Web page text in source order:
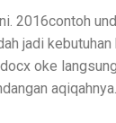
2016contoh
jadi
oke
aqiqahnya.